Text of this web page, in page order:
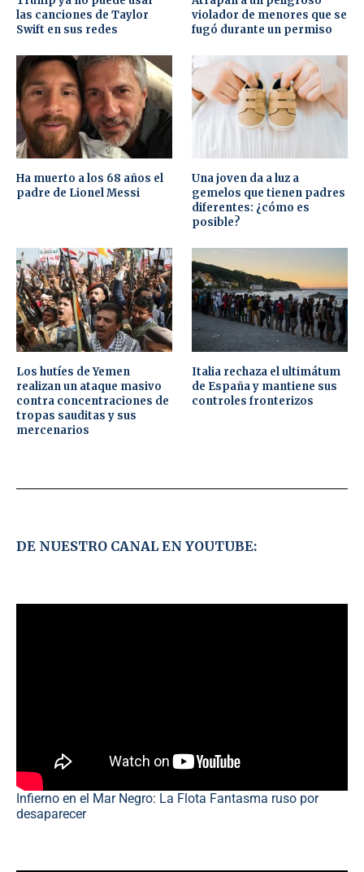
las canciones de Taylor
Swift en sus redes
violador de menores que se
fugó durante un permiso
Ha muerto a los 68 años el
padre de Lionel Messi
Una joven da a luz a
gemelos que tienen padres
diferentes: ¿cómo es
posible?
Los hutíes de Yemen
realizan un ataque masivo
contra concentraciones de
tropas sauditas y sus
mercenarios
Italia rechaza el ultimátum
de España y mantiene sus
controles fronterizos
DE NUESTRO CANAL EN YOUTUBE:
Infierno en el Mar Negro: La Flota Fantasma ruso por
desaparecer